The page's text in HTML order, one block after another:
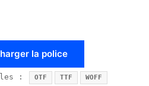
la police
: OTF TTF WOFF